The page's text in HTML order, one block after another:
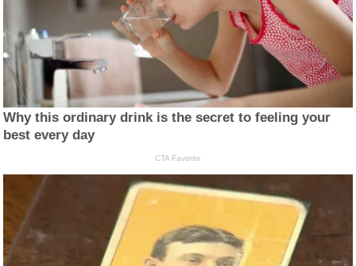
Why this ordinary drink is the secret to feeling your
best every day
CTA Favorite